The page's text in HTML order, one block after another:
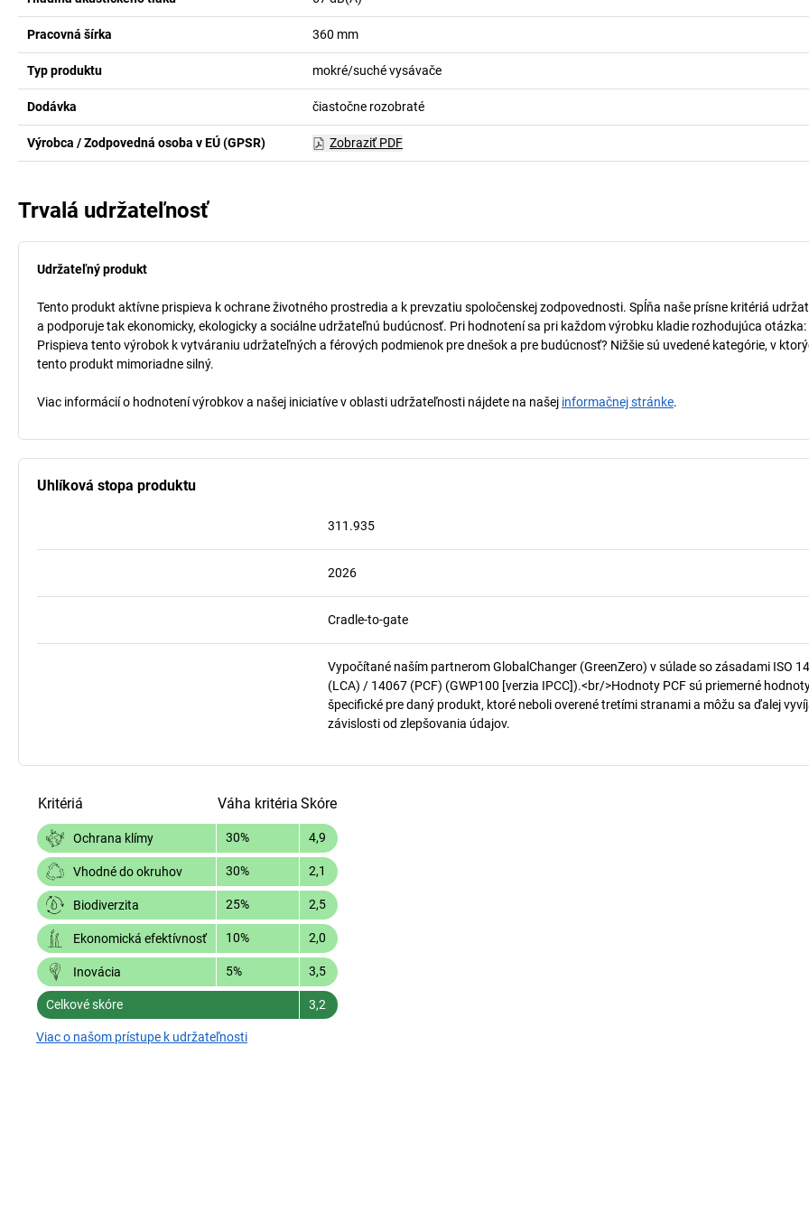
Pracovná šírka 360 mm
Typ produktu mokré/suché vysávače
Dodávka čiastočne rozobraté
Výrobca / Zodpovedná osoba v EÚ (GPSR) Zobraziť PDF
Trvalá udržateľnosť
Udržateľný produkt
Tento produkt aktívne prispieva k ochrane životného prostredia a k prevzatiu spoločenskej zodpovednosti. Spĺňa naše prísne kritériá
a podporuje tak ekonomicky, ekologicky a sociálne udržateľnú budúcnosť. Pri hodnotení sa pri každom výrobku kladie rozhodujúca otázka:
Prispieva tento výrobok k vytváraniu udržateľných a férových podmienok pre dnešok a pre budúcnosť? Nižšie sú uvedené kategórie, v
tento produkt mimoriadne silný.
Viac informácií o hodnotení výrobkov a našej iniciatíve v oblasti udržateľnosti nájdete na našej informačnej stránke.
Uhlíková stopa produktu
311.935
2026
Cradle-to-gate
Vypočítané naším partnerom GlobalChanger (GreenZero) v súlade so zásadami ISO
(LCA) / 14067 (PCF) (GWP100 [verzia IPCC]).<br/>Hodnoty PCF sú priemerné
špecifické pre daný produkt, ktoré neboli overené tretími stranami a môžu sa ďalej
závislosti od zlepšovania údajov.
Kritériá Váha kritéria Skóre
Ochrana klímy 30% 4,9
Vhodné do okruhov 30% 2,1
Biodiverzita 25% 2,5
Ekonomická efektívnosť 10% 2,0
Inovácia 5% 3,5
Celkové skóre 3,2
Viac o našom prístupe k udržateľnosti